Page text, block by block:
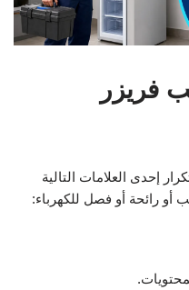
فريزر
إحدى العلامات التالية
رائحة أو فصل للكهرباء: